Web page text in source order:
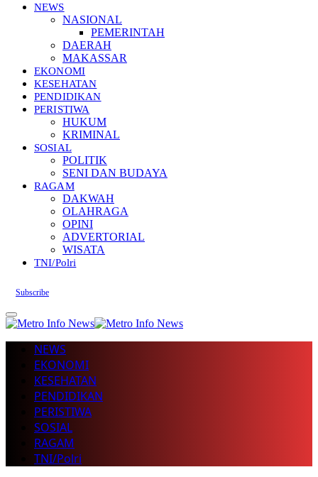
NEWS
NASIONAL
PEMERINTAH
DAERAH
MAKASSAR
EKONOMI
KESEHATAN
PENDIDIKAN
PERISTIWA
HUKUM
KRIMINAL
SOSIAL
POLITIK
SENI DAN BUDAYA
RAGAM
DAKWAH
OLAHRAGA
OPINI
ADVERTORIAL
WISATA
TNI/Polri
Subscribe
NEWS
EKONOMI
KESEHATAN
PENDIDIKAN
PERISTIWA
SOSIAL
RAGAM
TNI/Polri